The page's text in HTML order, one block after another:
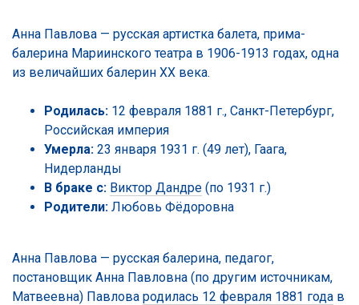
Анна Павлова — русская артистка балета, прима-
балерина Мариинского театра в 1906-1913 годах, одна
из величайших балерин XX века.
Родилась: 12 февраля 1881 г., Санкт-Петербург,
Российская империя
Умерла: 23 января 1931 г. (49 лет), Гаага,
Нидерланды
В браке с: Виктор Дандре (по 1931 г.)
Родители: Любовь Фёдоровна
Анна Павлова — русская балерина, педагог,
постановщик Анна Павловна (по другим источникам,
Матвеевна) Павлова родилась 12 февраля 1881 года в